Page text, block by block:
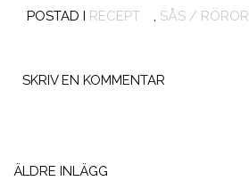
POSTAD I RECEPT , SÅS / RÖROR
SKRIV EN KOMMENTAR
ÄLDRE INLÄGG